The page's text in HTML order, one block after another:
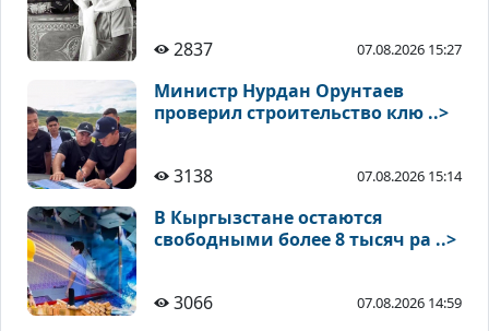
2837 07.08.2026 15:27
Министр Нурдан Орунтаев
проверил строительство клю ..>
3138 07.08.2026 15:14
В Кыргызстане остаются
свободными более 8 тысяч ра ..>
3066 07.08.2026 14:59